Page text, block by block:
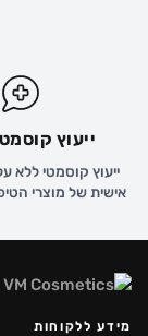
ייעוץ
ייעוץ קוסמטי ללא
אישית של מוצרי
מידע ללקוחות